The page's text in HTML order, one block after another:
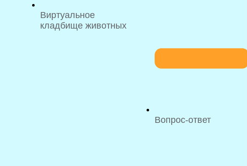
Виртуальное
кладбище животных
Вопрос-ответ